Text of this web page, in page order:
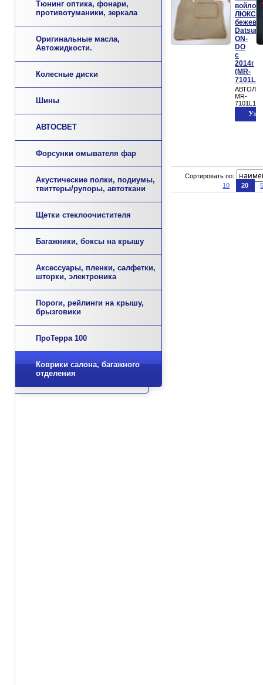
Тюнинг оптика, фонари,
противотуманики, зеркала
Оригинальные масла,
Автожидкости.
Колесные диски
Шины
АВТОСВЕТ
Форсунки омывателя фар
Акустические полки, подиумы,
твиттеры/рупоры, автоткани
Щетки стеклоочистителя
Багажники, боксы на крышу
Аксессуары, пленки, салфетки,
шторки, электроника
Пороги, рейлинги на крышу,
брызговики
ПроТерра 100
Коврики салона, багажного
отделения
ЛЮКС
Datsun
ON-
DO
с
2014г
(MR-
7101L1)
MR-
7101L1
Сортировать по:
10
20